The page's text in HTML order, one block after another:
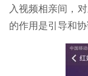
互
入视频相亲间，
的作用是引导和